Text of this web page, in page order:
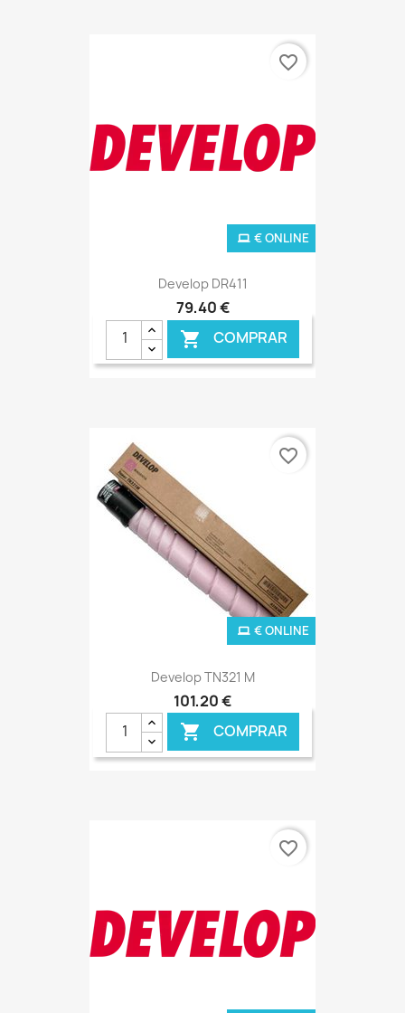
Develop DR411
79,40 €
 COMPRAR
€ ONLINE
favorite_border
Develop TN321 M
101,20 €
 COMPRAR
€ ONLINE
favorite_border
favorite_border